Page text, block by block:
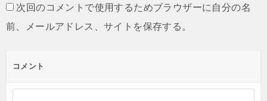
次回のコメントで使用するためブラウザーに自分の名
前、メールアドレス、サイトを保存する。
コメント